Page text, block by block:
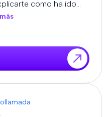
como ha ido
dudas.